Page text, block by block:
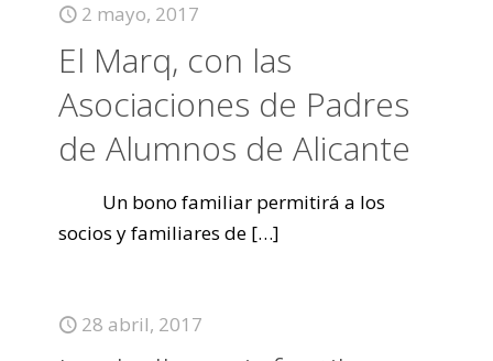
2 mayo, 2017
El Marq, con las
Asociaciones de Padres
de Alumnos de Alicante
Un bono familiar permitirá a los
socios y familiares de […]
28 abril, 2017